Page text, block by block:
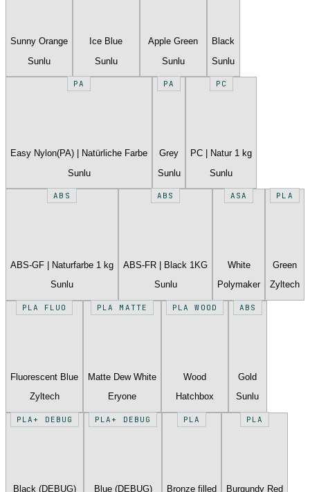
Sunny Orange
Sunlu
Ice Blue
Sunlu
Apple Green
Sunlu
Black
Sunlu
PA
Easy Nylon(PA) | Natürliche Farbe
Sunlu
PA
Grey
Sunlu
PC
PC | Natur 1 kg
Sunlu
ABS
ABS-GF | Naturfarbe 1 kg
Sunlu
ABS
ABS-FR | Black 1KG
Sunlu
ASA
White
Polymaker
PLA
Green
Zyltech
PLA FLUO
Fluorescent Blue
Zyltech
PLA MATTE
Matte Dew White
Eryone
PLA WOOD
Wood
Hatchbox
ABS
Gold
Sunlu
PLA+ DEBUG
Black (DEBUG)
PLA+ DEBUG
Blue (DEBUG)
PLA
Bronze filled
PLA
Burgundy Red